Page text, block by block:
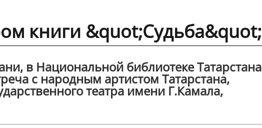
книги &quot;Судьба&quot;
в Национальной библиотеке Татарстана
с народным артистом Татарстана,
театра имени Г.Камала,